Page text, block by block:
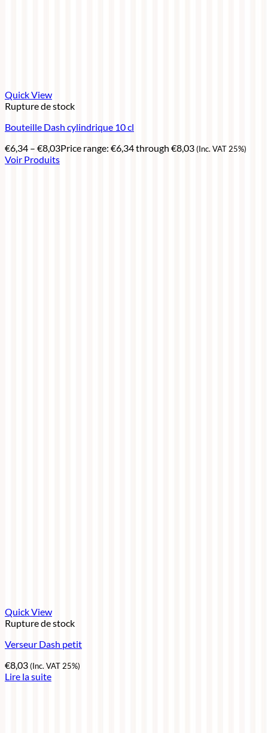
Quick View
Rupture de stock
Bouteille Dash cylindrique 10 cl
€6,34 – €8,03Price range: €6,34 through €8,03(Inc. VAT 25%)
Voir Produits
Quick View
Rupture de stock
Verseur Dash petit
€8,03(Inc. VAT 25%)
Lire la suite